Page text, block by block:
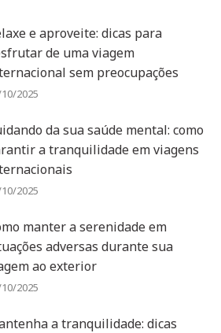
e aproveite: dicas para
de uma viagem
sem preocupações
2025
da sua saúde mental: como
a tranquilidade em viagens
2025
manter a serenidade em
adversas durante sua
ao exterior
2025
a tranquilidade: dicas